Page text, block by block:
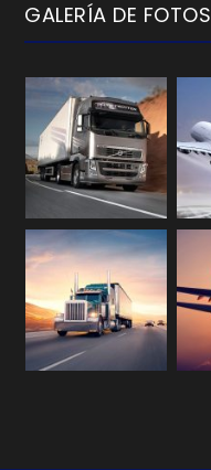
GALERÍA DE FOTOS